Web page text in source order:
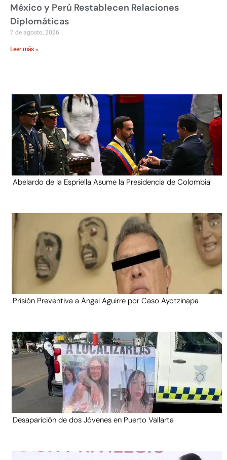
México y Perú Restablecen Relaciones
Diplomáticas
7 de agosto, 2026
Leer más »
Abelardo de la Espriella Asume la Presidencia de Colombia
Prisión Preventiva a Ángel Aguirre por Caso Ayotzinapa
Desaparición de dos Jóvenes en Puerto Vallarta